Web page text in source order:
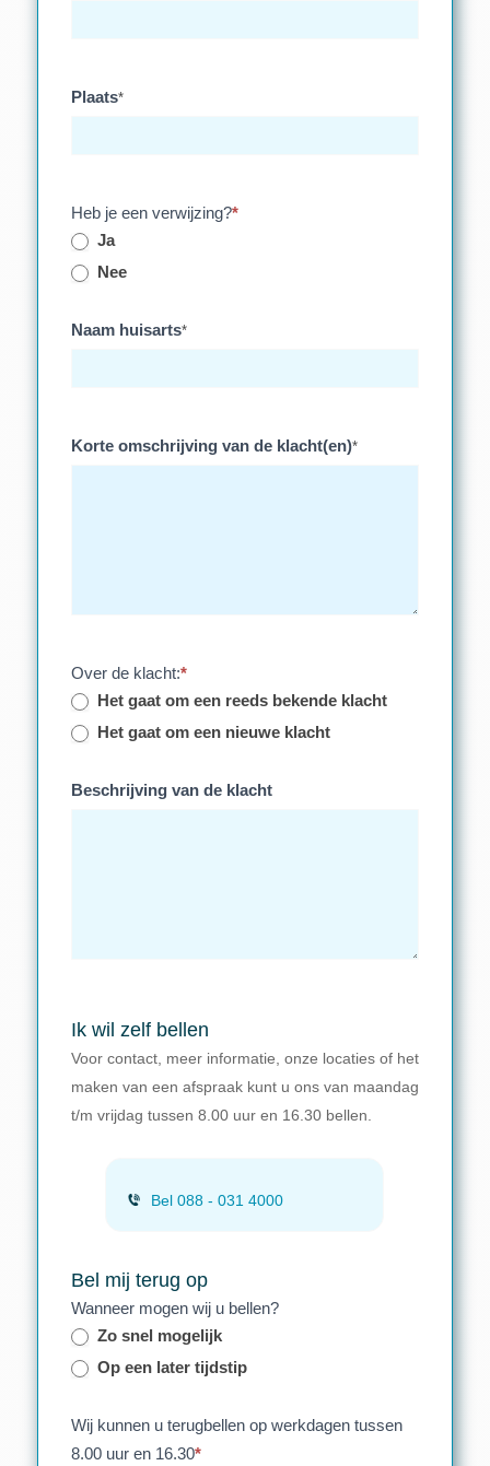
Plaats*
Heb je een verwijzing?*
Ja
Nee
Naam huisarts*
Korte omschrijving van de klacht(en)*
Over de klacht:*
Het gaat om een reeds bekende klacht
Het gaat om een nieuwe klacht
Beschrijving van de klacht
Ik wil zelf bellen
Voor contact, meer informatie, onze locaties of het
maken van een afspraak kunt u ons van maandag
t/m vrijdag tussen 8.00 uur en 16.30 bellen.
Bel 088 - 031 4000
Bel mij terug op
Wanneer mogen wij u bellen?
Zo snel mogelijk
Op een later tijdstip
Wij kunnen u terugbellen op werkdagen tussen
8.00 uur en 16.30*